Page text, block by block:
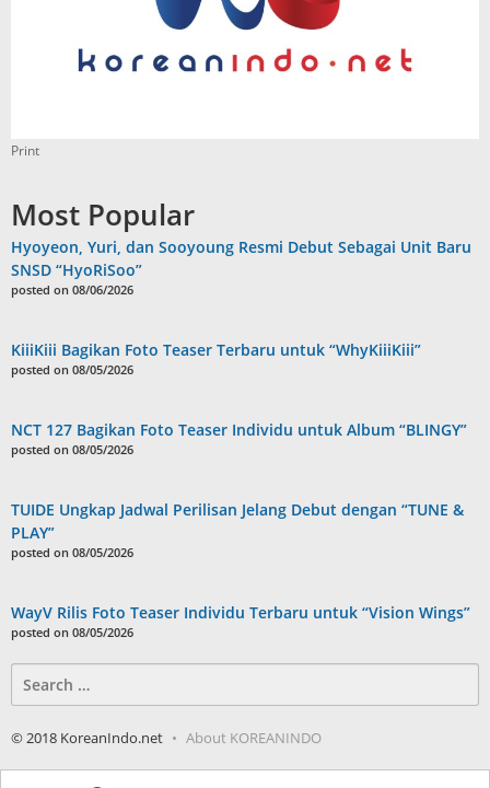
Print
Most Popular
Hyoyeon, Yuri, dan Sooyoung Resmi Debut Sebagai Unit Baru
SNSD “HyoRiSoo”
posted on 08/06/2026
KiiiKiii Bagikan Foto Teaser Terbaru untuk “WhyKiiiKiii”
posted on 08/05/2026
NCT 127 Bagikan Foto Teaser Individu untuk Album “BLINGY”
posted on 08/05/2026
TUIDE Ungkap Jadwal Perilisan Jelang Debut dengan “TUNE &
PLAY”
posted on 08/05/2026
WayV Rilis Foto Teaser Individu Terbaru untuk “Vision Wings”
posted on 08/05/2026
for:
© 2018 KoreanIndo.net About KOREANINDO